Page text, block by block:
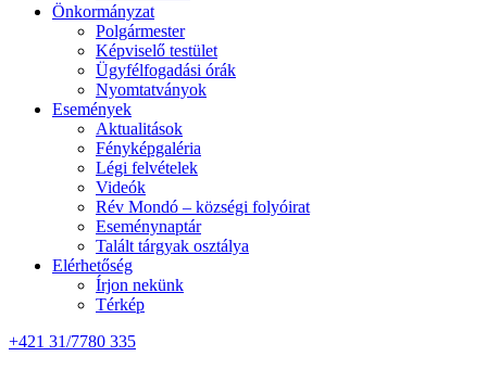
Önkormányzat
Polgármester
Képviselő testület
Ügyfélfogadási órák
Nyomtatványok
Események
Aktualitások
Fényképgaléria
Légi felvételek
Videók
Rév Mondó – községi folyóirat
Eseménynaptár
Talált tárgyak osztálya
Elérhetőség
Írjon nekünk
Térkép
+421 31/7780 335